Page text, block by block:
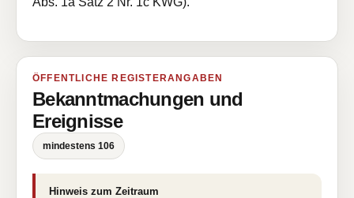
ÖFFENTLICHE REGISTERANGABEN
Bekanntmachungen und
Ereignisse
mindestens 106
Hinweis zum Zeitraum